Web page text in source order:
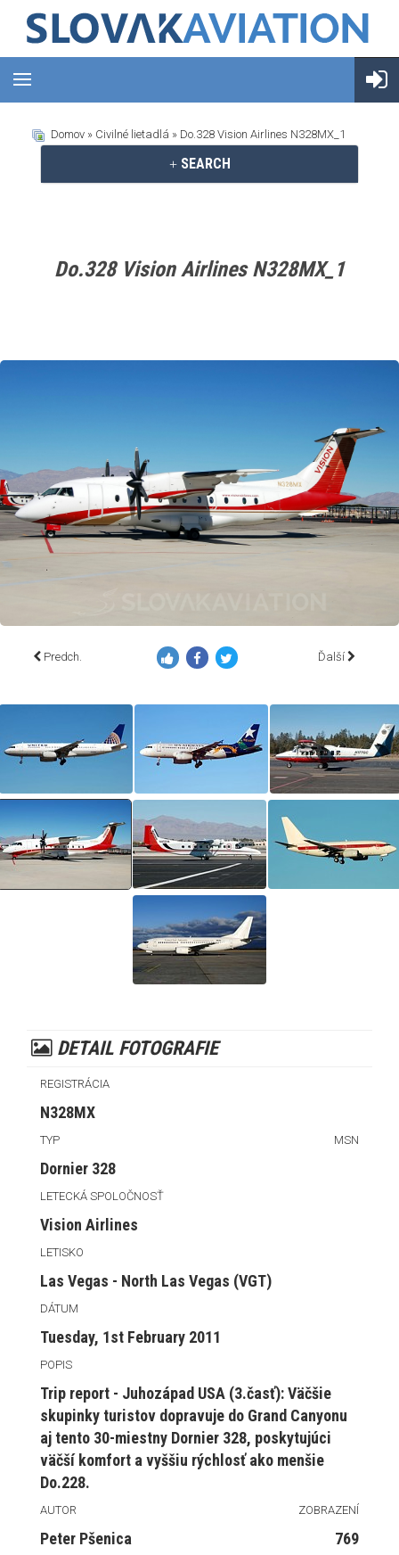
Domov » Civilné lietadlá » Do.328 Vision Airlines N328MX_1
SEARCH
Do.328 Vision Airlines N328MX_1
Predch. Ďalší
DETAIL FOTOGRAFIE
REGISTRÁCIA
N328MX
TYP MSN
Dornier 328
LETECKÁ SPOLOČNOSŤ
Vision Airlines
LETISKO
Las Vegas - North Las Vegas (VGT)
DÁTUM
Tuesday, 1st February 2011
POPIS
Trip report - Juhozápad USA (3.časť): Väčšie
skupinky turistov dopravuje do Grand Canyonu
aj tento 30-miestny Dornier 328, poskytujúci
väčší komfort a vyššiu rýchlosť ako menšie
Do.228.
AUTOR ZOBRAZENÍ
Peter Pšenica 769